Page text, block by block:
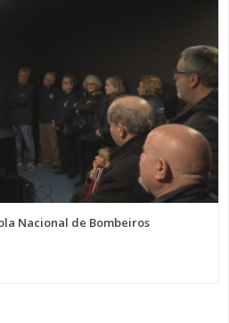
Nacional de Bombeiros